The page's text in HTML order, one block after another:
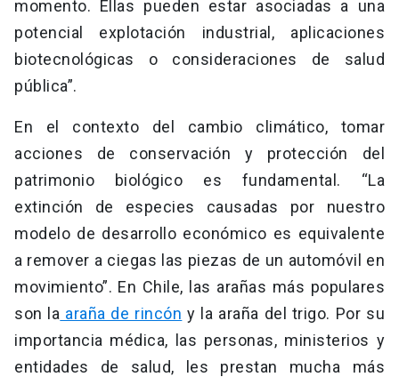
momento. Ellas pueden estar asociadas a una
potencial explotación industrial, aplicaciones
biotecnológicas o consideraciones de salud
pública”.
En el contexto del cambio climático, tomar
acciones de conservación y protección del
patrimonio biológico es fundamental. “La
extinción de especies causadas por nuestro
modelo de desarrollo económico es equivalente
a remover a ciegas las piezas de un automóvil en
movimiento”. En Chile, las arañas más populares
son la araña de rincón y la araña del trigo. Por su
importancia médica, las personas, ministerios y
entidades de salud, les prestan mucha más